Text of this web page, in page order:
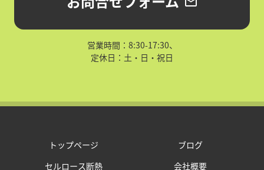
営業時間：8:30-17:30、
定休日：土・日・祝日
トップページ
セルロース断熱
ブログ
会社概要